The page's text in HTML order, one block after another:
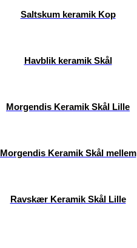
Saltskum keramik Kop
Havblik keramik Skål
Morgendis Keramik Skål Lille
Morgendis Keramik Skål mellem
Ravskær Keramik Skål Lille